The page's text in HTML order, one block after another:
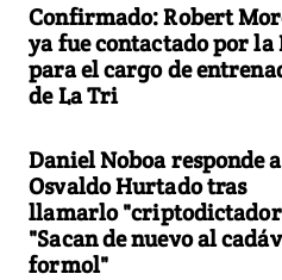
Confirmado: Robert
ya fue contactado por la
para el cargo de
de La Tri
Daniel Noboa responde a
Osvaldo Hurtado tras
llamarlo
"Sacan de nuevo al
formol"